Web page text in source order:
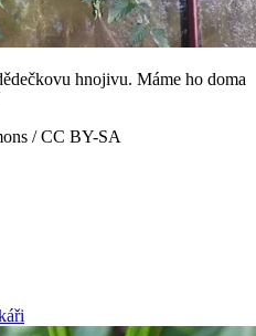
hnojivu. Máme ho doma
/ CC BY-SA